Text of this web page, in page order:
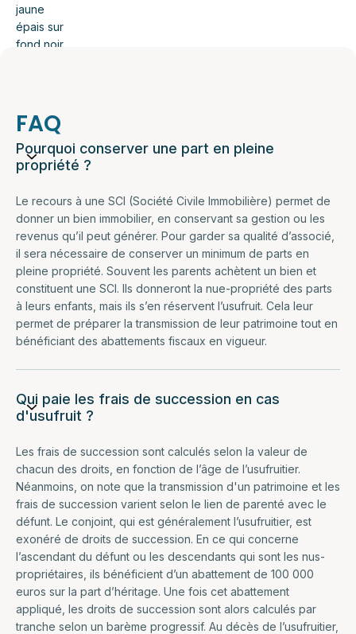
FAQ
Pourquoi conserver une part en pleine
propriété ?
Le recours à une SCI (Société Civile Immobilière) permet de
donner un bien immobilier, en conservant sa gestion ou les
revenus qu’il peut générer. Pour garder sa qualité d’associé,
il sera nécessaire de conserver un minimum de parts en
pleine propriété. Souvent les parents achètent un bien et
constituent une SCI. Ils donneront la nue-propriété des parts
à leurs enfants, mais ils s’en réservent l’usufruit. Cela leur
permet de préparer la transmission de leur patrimoine tout en
bénéficiant des abattements fiscaux en vigueur.
Qui paie les frais de succession en cas
d'usufruit ?
Les frais de succession sont calculés selon la valeur de
chacun des droits, en fonction de l’âge de l’usufruitier.
Néanmoins, on note que la transmission d'un patrimoine et les
frais de succession varient selon le lien de parenté avec le
défunt. Le conjoint, qui est généralement l’usufruitier, est
exonéré de droits de succession. En ce qui concerne
l’ascendant du défunt ou les descendants qui sont les nus-
propriétaires, ils bénéficient d’un abattement de 100 000
euros sur la part d’héritage. Une fois cet abattement
appliqué, les droits de succession sont alors calculés par
tranche selon un barème progressif. Au décès de l’usufruitier,